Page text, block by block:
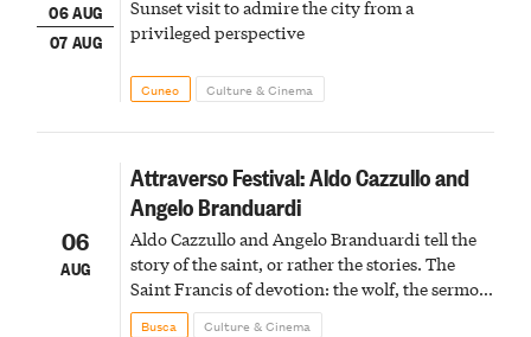
06 AUG
07 AUG
Sunset visit to admire the city from a
privileged perspective
Cuneo Culture & Cinema
06
AUG
Attraverso Festival: Aldo Cazzullo and
Angelo Branduardi
Aldo Cazzullo and Angelo Branduardi tell the
story of the saint, or rather the stories. The
Saint Francis of devotion: the wolf, the sermon
to the birds, the stigmata
Busca Culture & Cinema